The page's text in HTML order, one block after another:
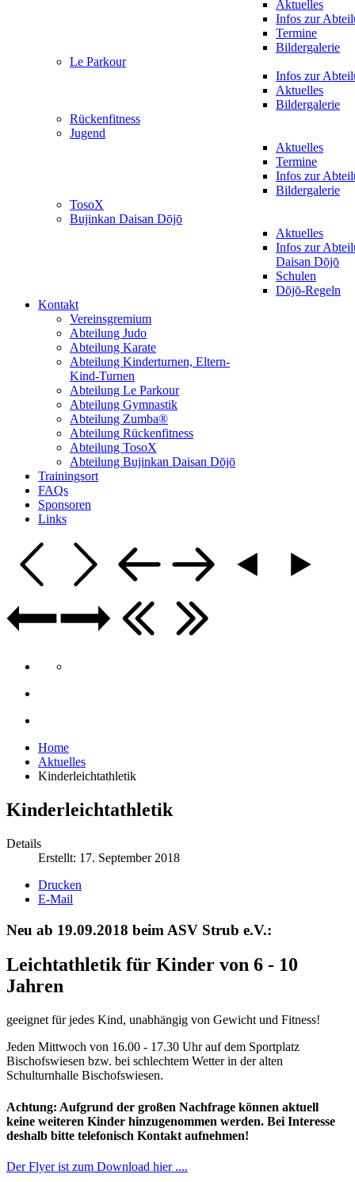
Aktuelles
Infos zur
Termine
Bildergalerie
Le Parkour
Infos zur
Aktuelles
Bildergalerie
Rückenfitness
Jugend
Aktuelles
Termine
Infos zur
Bildergalerie
TosoX
Bujinkan Daisan Dōjō
Aktuelles
Infos zur
Daisan Dōjō
Schulen
Dōjō-Regeln
Kontakt
Vereinsgremium
Abteilung Judo
Abteilung Karate
Abteilung Kinderturnen, Eltern-
Kind-Turnen
Abteilung Le Parkour
Abteilung Gymnastik
Abteilung Zumba®
Abteilung Rückenfitness
Abteilung TosoX
Abteilung Bujinkan Daisan Dōjō
Trainingsort
FAQs
Sponsoren
Links
Home
Aktuelles
Kinderleichtathletik
Kinderleichtathletik
Details
Erstellt: 17. September 2018
Drucken
E-Mail
Neu ab 19.09.2018 beim ASV Strub e.V.:
Leichtathletik für Kinder von 6 - 10
Jahren
geeignet für jedes Kind, unabhängig von Gewicht und Fitness!
Jeden Mittwoch von 16.00 - 17.30 Uhr auf dem Sportplatz
Bischofswiesen bzw. bei schlechtem Wetter in der alten
Schulturnhalle Bischofswiesen.
Achtung: Aufgrund der großen Nachfrage können aktuell
keine weiteren Kinder hinzugenommen werden. Bei Interesse
deshalb bitte telefonisch Kontakt aufnehmen!
Der Flyer ist zum Download hier ....